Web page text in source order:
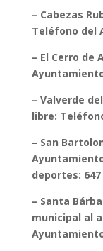
– Cabezas
Teléfono del
– El Cerro de
– Valverde
libre:
– San
deportes: 647
– Santa
municipal al